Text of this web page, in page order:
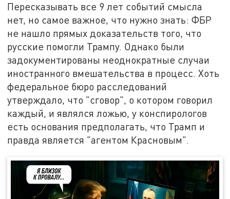
Пересказывать все 9 лет событий смысла
нет, но самое важное, что нужно знать: ФБР
не нашло прямых доказательств того, что
русские помогли Трампу. Однако были
задокументированы неоднократные случаи
иностранного вмешательства в процесс. Хоть
федеральное бюро расследований
утверждало, что "сговор", о котором говорил
каждый, и являлся ложью, у конспирологов
есть основания предполагать, что Трамп и
правда является "агентом Красновым".